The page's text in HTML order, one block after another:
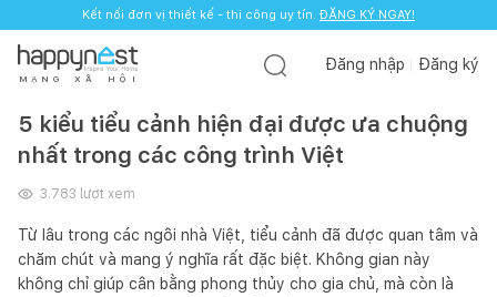
Kết nối đơn vị thiết kế - thi công uy tín. ĐĂNG KÝ NGAY!
M Ạ N G X Ã H Ộ I
Đăng nhập Đăng ký
5 kiểu tiểu cảnh hiện đại được ưa chuộng
nhất trong các công trình Việt
3.783 lượt xem
Từ lâu trong các ngôi nhà Việt, tiểu cảnh đã được quan tâm và
chăm chút và mang ý nghĩa rất đặc biệt. Không gian này
không chỉ giúp cân bằng phong thủy cho gia chủ, mà còn là